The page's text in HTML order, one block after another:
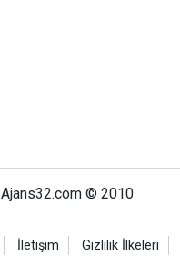
Ajans32.com © 2010
İletişim Gizlilik İlkeleri